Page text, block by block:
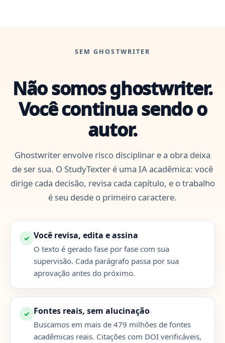
SEM GHOSTWRITER
Não somos ghostwriter.
Você continua sendo o
autor.
Ghostwriter envolve risco disciplinar e a obra deixa
de ser sua. O StudyTexter é uma IA acadêmica: você
dirige cada decisão, revisa cada capítulo, e o trabalho
é seu desde o primeiro caractere.
✓ Você revisa, edita e assina
O texto é gerado fase por fase com sua
supervisão. Cada parágrafo passa por sua
aprovação antes do próximo.
✓ Fontes reais, sem alucinação
Buscamos em mais de 479 milhões de fontes
acadêmicas reais. Citações com DOI verificáveis,